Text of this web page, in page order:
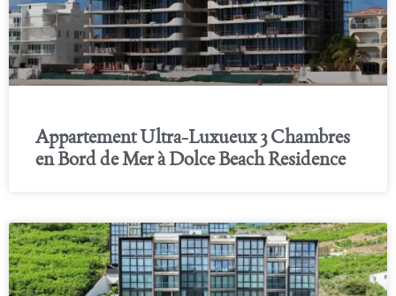
Appartement Ultra-Luxueux 3 Chambres
en Bord de Mer à Dolce Beach Residence